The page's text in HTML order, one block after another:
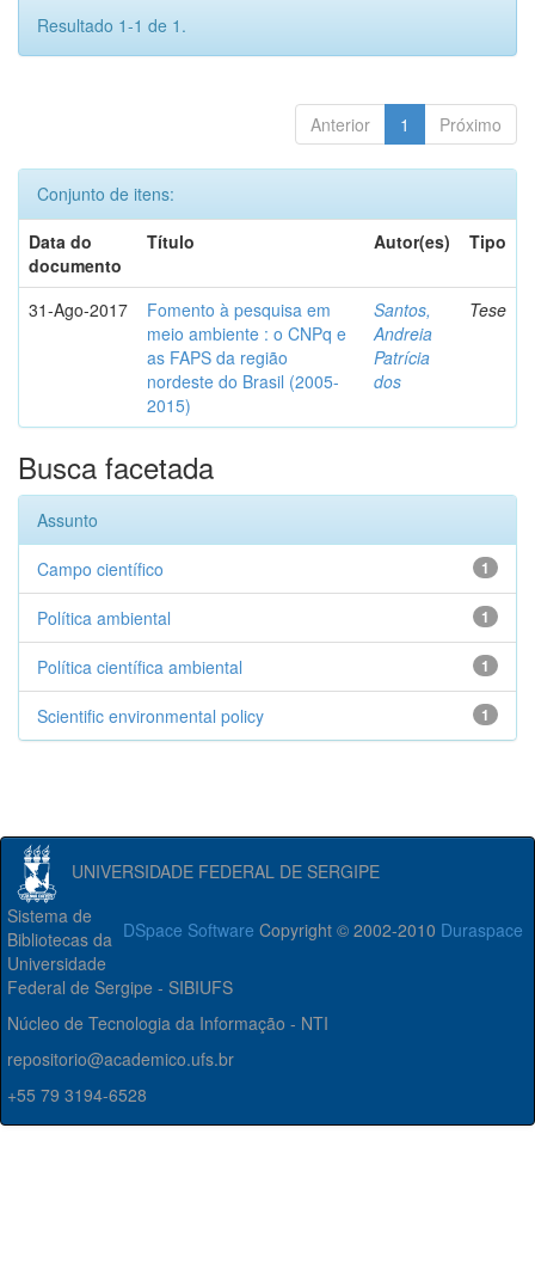
Resultado 1-1 de 1.
Anterior 1 Próximo
Conjunto de itens:
Data do
documento
Título Autor(es) Tipo
31-Ago-2017
Fomento à pesquisa em
meio ambiente : o CNPq e
as FAPS da região
nordeste do Brasil (2005-
2015)
Santos,
Andreia
Patrícia
dos
Tese
Busca facetada
Assunto
1
Campo científico
1
Política ambiental
1
Política científica ambiental
1
Scientific environmental policy
UNIVERSIDADE FEDERAL DE SERGIPE
DSpace Software Copyright © 2002-2010 Duraspace
Sistema de
Bibliotecas da
Universidade
Federal de Sergipe - SIBIUFS
Núcleo de Tecnologia da Informação - NTI
repositorio@academico.ufs.br
+55 79 3194-6528